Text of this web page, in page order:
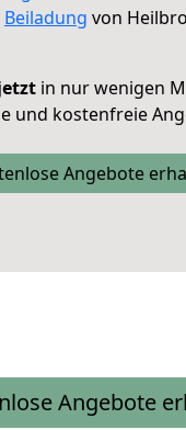
Beiladung von
in nur wenigen
und kostenfreie
Angebote
Angebote